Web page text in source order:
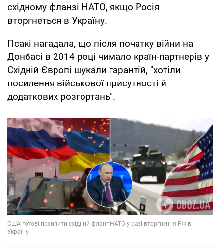
східному фланзі НАТО, якщо Росія
вторгнеться в Україну.
Псакі нагадала, що після початку війни на
Донбасі в 2014 році чимало країн-партнерів у
Східній Європі шукали гарантій, "хотіли
посилення військової присутності й
додаткових розгортань".